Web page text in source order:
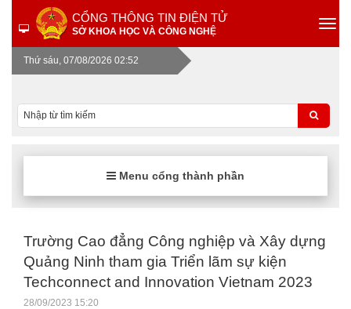
CỔNG THÔNG TIN ĐIỆN TỬ
SỞ KHOA HỌC VÀ CÔNG NGHỆ
Thứ sáu, 07/08/2026 02:52
Menu cổng thành phần
Trường Cao đẳng Công nghiệp và Xây dựng
Quảng Ninh tham gia Triển lãm sự kiện
Techconnect and Innovation Vietnam 2023
28/09/2023 15:20